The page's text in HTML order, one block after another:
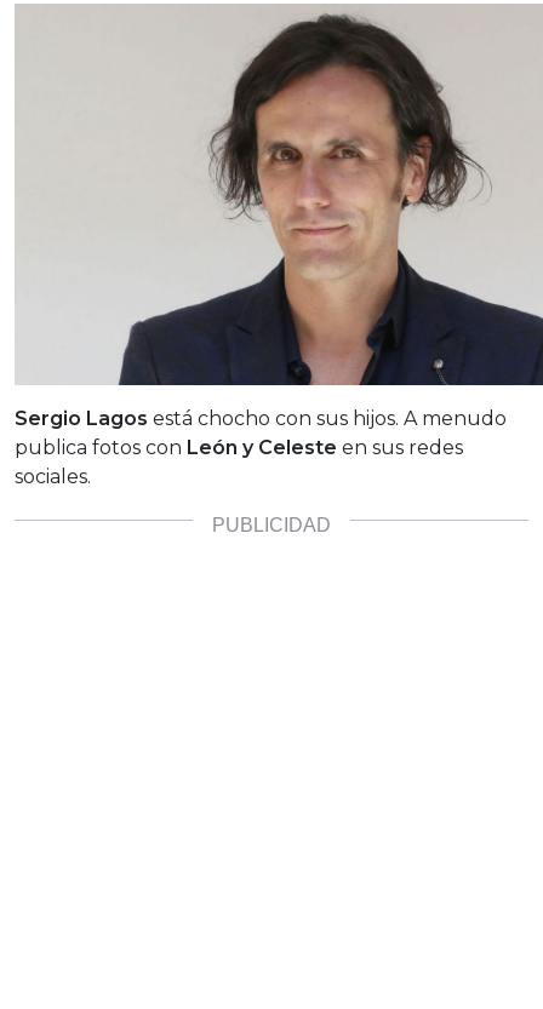
Sergio Lagos está chocho con sus hijos. A menudo
publica fotos con León y Celeste en sus redes
sociales.